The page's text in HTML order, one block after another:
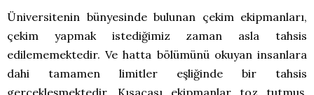
Üniversitenin bünyesinde bulunan çekim ekipmanları,
çekim yapmak istediğimiz zaman asla tahsis
edilememektedir. Ve hatta bölümünü okuyan insanlara
dahi tamamen limitler eşliğinde bir tahsis
gerçekleşmektedir. Kısacası ekipmanlar toz tutmuş,